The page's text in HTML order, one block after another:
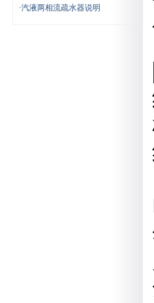
·汽液两相流疏水器说明